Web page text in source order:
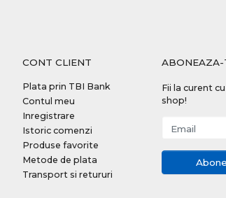
CONT CLIENT
Plata prin TBI Bank
Contul meu
Inregistrare
Istoric comenzi
Produse favorite
Metode de plata
Transport si retururi
ABONEAZA-
Fii la curent
shop!
Email